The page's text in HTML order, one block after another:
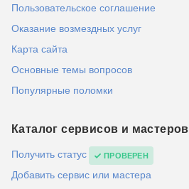
Пользовательское соглашение
Оказание возмездных услуг
Карта сайта
Основные темы вопросов
Популярные поломки
Каталог сервисов и мастеров
Получить статус ПРОВЕРЕН
Добавить сервис или мастера